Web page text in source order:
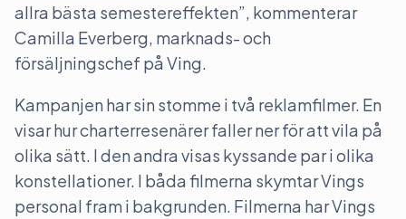
allra bästa semestereffekten”, kommenterar
Camilla Everberg, marknads- och
försäljningschef på Ving.
Kampanjen har sin stomme i två reklamfilmer. En
visar hur charterresenärer faller ner för att vila på
olika sätt. I den andra visas kyssande par i olika
konstellationer. I båda filmerna skymtar Vings
personal fram i bakgrunden. Filmerna har Vings